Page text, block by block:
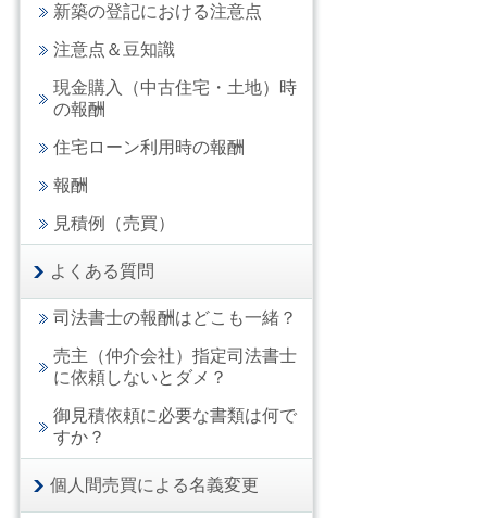
新築の登記における注意点
注意点＆豆知識
現金購入（中古住宅・土地）時
の報酬
住宅ローン利用時の報酬
報酬
見積例（売買）
よくある質問
司法書士の報酬はどこも一緒？
売主（仲介会社）指定司法書士
に依頼しないとダメ？
御見積依頼に必要な書類は何で
すか？
個人間売買による名義変更